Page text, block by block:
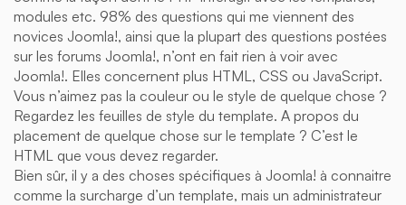
modules etc. 98% des questions qui me viennent des
novices Joomla!, ainsi que la plupart des questions postées
sur les forums Joomla!, n’ont en fait rien à voir avec
Joomla!. Elles concernent plus HTML, CSS ou JavaScript.
Vous n’aimez pas la couleur ou le style de quelque chose ?
Regardez les feuilles de style du template. A propos du
placement de quelque chose sur le template ? C’est le
HTML que vous devez regarder.
Bien sûr, il y a des choses spécifiques à Joomla! à connaitre
comme la surcharge d’un template, mais un administrateur